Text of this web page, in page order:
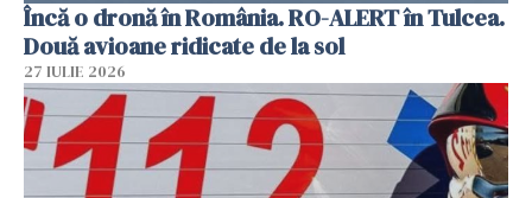
Încă o dronă în România. RO-ALERT în Tulcea.
Două avioane ridicate de la sol
27 IULIE 2026